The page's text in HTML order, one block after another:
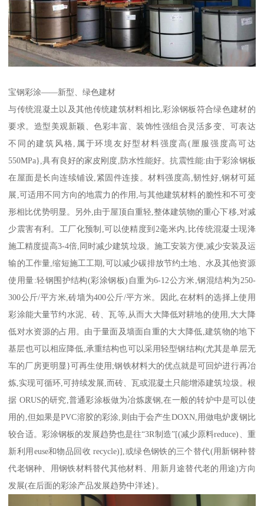
宝钢彩涂——新型、绿色建材
与传统混凝土以及其他传统建筑材料相比,彩涂钢板符合绿色建材的
要求。造型美观新颖、色彩丰富、装饰性强组合灵活多变、可表达
不同的建筑风格,属于环境友好型材料强度高(厘服强度高可达
550MPa},具有良好的家皮刚度,防水性能好。抗震性能:由于彩涂钢板
在屋面是长向连续铺设,紧固件连接。材料强度高,韧性好,钢材可延
展,可适用不同方向的地震力的作用,与其他建筑材料的脆性和不可变
形相比优势明显。另外,由于屋顶自重轻,整体建筑物的重心下移,对减
少震害有利。工厂化预制,可以使精度到2毫米内,比传统混凝士现洚
施工精度提高3-4倍,同时减少建筑垃圾。施工安装方便,减少安装及运
输的工作量,缩短施工工期,可以减少碳排放节约土地、水及其他资源
使用量:轻钢围护结构(彩涂钢板)自重为6-12公方米,钢混结构为250-
300公斤/平方米,砖墙为400公斤/平方米。因此,在材料的选择上使用
彩涂能大量节约水泥、砖、瓦等,从而大大降低对耕地的使用,大大降
低对水资源的占用。由于量面及墙面自重的大大降低,建筑物的地下
基层也可以相应降低,承重结构也可以采用轻型钢结构(尤其是单层无
车的厂房更明显}可再生使用;钢铁材料大的优点就是可回炉进行再冶
炼,实现可循环,可持续发展,而砖、瓦或混凝土只能增添建筑垃圾。根
据 ORUS的研究,普通彩涂板做为冶炼废钢,在一般的转炉中是可以使
用的,但如果是PVC溶胶的彩涂,则由于会产生DOXN,用做电炉废钢比
较合适。彩涂钢板的发展趋势也是往“3R制造”[(减少原料reduce)、重
新利用euse和物品回收 recycle)],或绿色钢铁的三个替代(用新钢种替
代老钢种、用钢铁材料替代其他材料、用新月途替代老的用途)方向
发展(在后面的彩涂产品发展趋势中洋述}。